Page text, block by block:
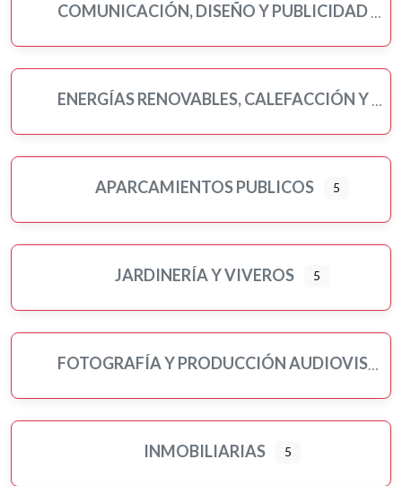
COMUNICACIÓN, DISEÑO Y PUBLICIDAD
ENERGÍAS RENOVABLES, CALEFACCIÓN Y FONTANERÍA
APARCAMIENTOS PUBLICOS 5
JARDINERÍA Y VIVEROS 5
FOTOGRAFÍA Y PRODUCCIÓN AUDIOVISUAL
INMOBILIARIAS 5